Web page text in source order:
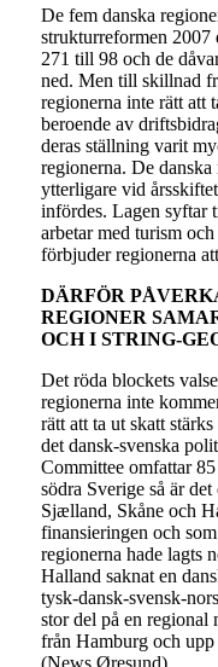
De fem danska
strukturreformen 2007
271 till 98 och de
ned. Men till skillnad
regionerna inte rätt att
beroende av
deras ställning varit
regionerna. De
ytterligare vid
infördes. Lagen syftar
arbetar med turism
förbjuder regionerna
DÄRFÖR
REGIONER
OCH I STRING-
Det röda blockets
regionerna inte
rätt att ta ut skatt
det dansk-svenska
Committee omfattar
södra Sverige så är
Sjælland, Skåne och
finansieringen och
regionerna hade lagts
Halland saknat en
tysk-dansk-svensk-
stor del på en regional
från Hamburg och
(News Øresund)